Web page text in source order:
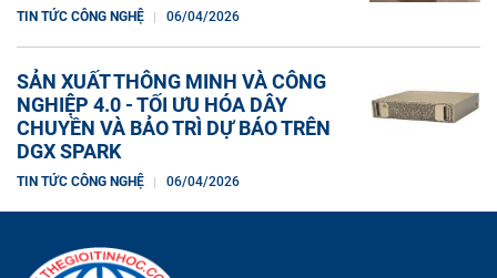
TIN TỨC CÔNG NGHỆ 06/04/2026
SẢN XUẤT THÔNG MINH VÀ CÔNG
NGHIỆP 4.0 - TỐI ƯU HÓA DÂY
CHUYỀN VÀ BẢO TRÌ DỰ BÁO TRÊN
DGX SPARK
TIN TỨC CÔNG NGHỆ 06/04/2026